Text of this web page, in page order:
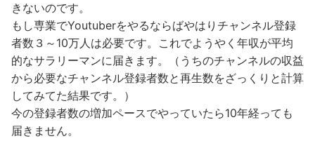
きないのです。
もし専業でYoutuberをやるならばやはりチャンネル登録
者数３～10万人は必要です。これでようやく年収が平均
的なサラリーマンに届きます。（うちのチャンネルの収益
から必要なチャンネル登録者数と再生数をざっくりと計算
してみてた結果です。）
今の登録者数の増加ペースでやっていたら10年経っても
届きません。